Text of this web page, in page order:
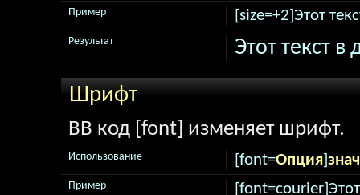
[size=+2]Этот
Пример
Этот текст
Результат
Шрифт
BB код [font] изменяет шрифт.
[font=Опция]
Использование
Пример